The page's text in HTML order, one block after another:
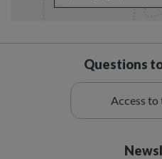
Questions
Access to